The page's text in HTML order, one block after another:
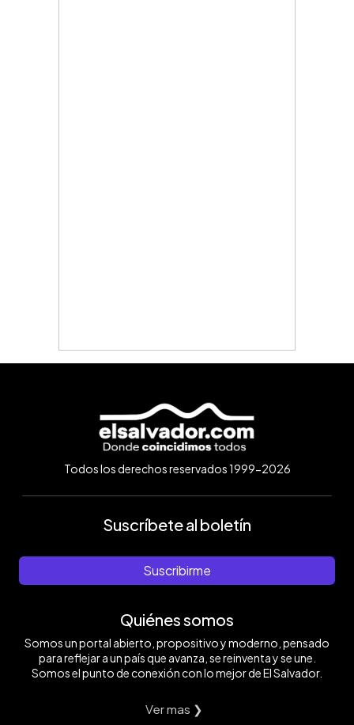
Todos los derechos reservados 1999-2026
Suscríbete al boletín
Suscribirme
Quiénes somos
Somos un portal abierto, propositivo y moderno, pensado
para reflejar a un país que avanza, se reinventa y se une.
Somos el punto de conexión con lo mejor de El Salvador.
Ver mas ❯